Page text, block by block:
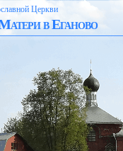
Церкви
в Еганово